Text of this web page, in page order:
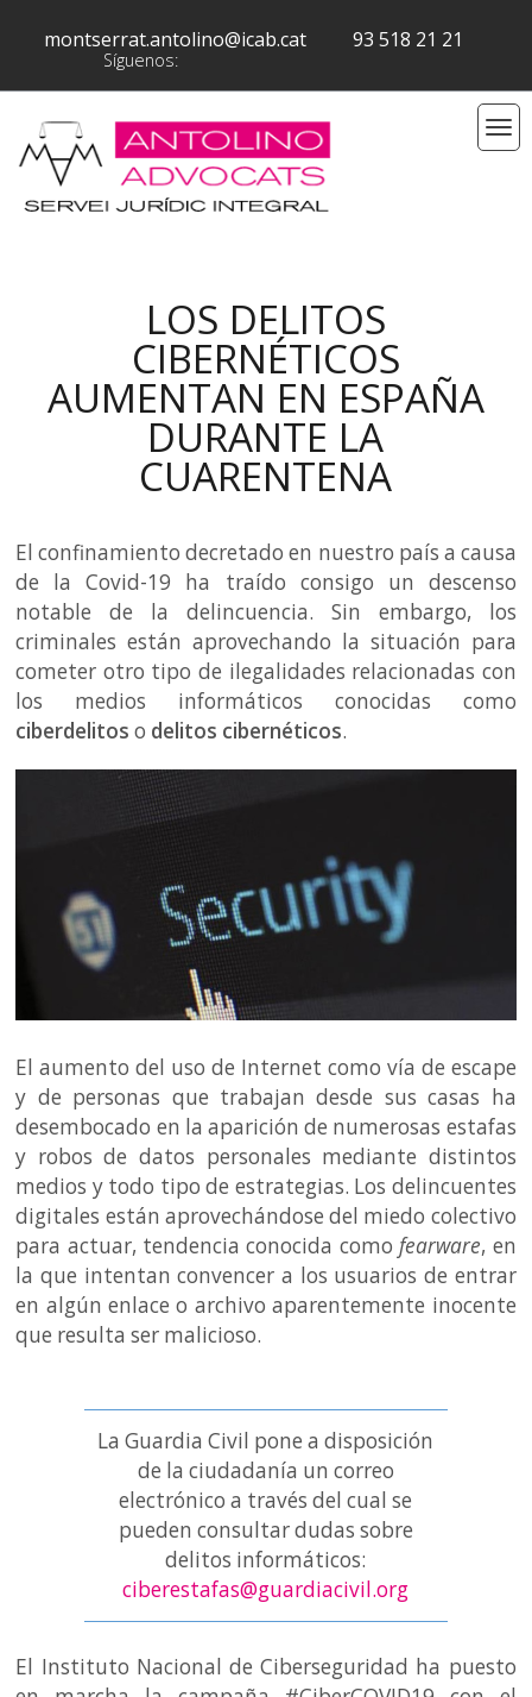
montserrat.antolino@icab.cat 93 518 21 21
Síguenos:
LOS DELITOS
CIBERNÉTICOS
AUMENTAN EN ESPAÑA
DURANTE LA
CUARENTENA
El confinamiento decretado en nuestro país a causa
de la Covid-19 ha traído consigo un descenso
notable de la delincuencia. Sin embargo, los
criminales están aprovechando la situación para
cometer otro tipo de ilegalidades relacionadas con
los medios informáticos conocidas como
ciberdelitoso delitos cibernéticos.
El aumento del uso de Internet como vía de escape
y de personas que trabajan desde sus casas ha
desembocado en la aparición de numerosas estafas
y robos de datos personales mediante distintos
medios y todo tipo de estrategias. Los delincuentes
digitales están aprovechándose del miedo colectivo
para actuar, tendencia conocida comofearware, en
la que intentan convencer a los usuarios de entrar
en algún enlace o archivo aparentemente inocente
que resulta ser malicioso.
La Guardia Civil pone a disposición
de la ciudadanía un correo
electrónico a través del cual se
pueden consultar dudas sobre
delitos informáticos:
ciberestafas@guardiacivil.org
El Instituto Nacional de Ciberseguridad ha puesto